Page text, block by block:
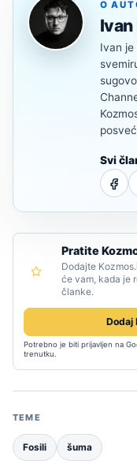
O
Ivan je
Svi
Pratite
Dodajte
će vam, kada je
članke.
Dodaj
Potrebno je biti prijavljen na
trenutku.
TEME
Fosili šuma